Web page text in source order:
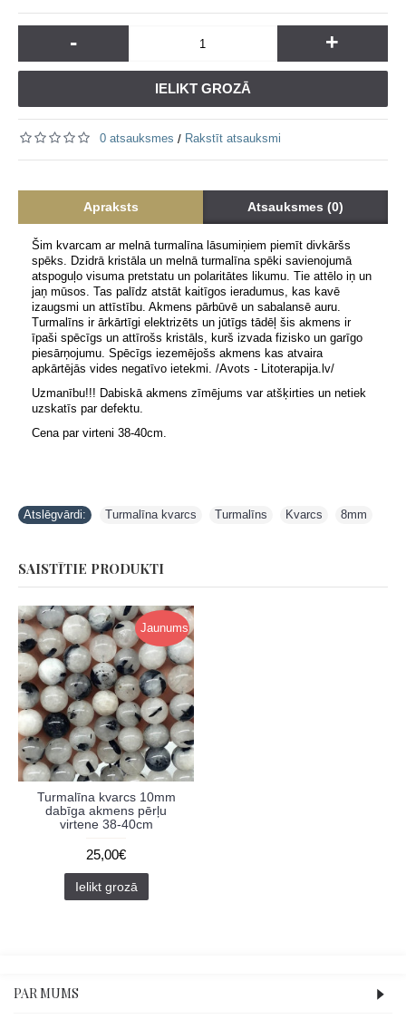
- +
IELIKT GROZĀ
0 atsauksmes / Rakstīt atsauksmi
Apraksts Atsauksmes (0)
Šim kvarcam ar melnā turmalīna lāsumiņiem piemīt divkāršs
spēks. Dzidrā kristāla un melnā turmalīna spēki savienojumā
atspoguļo visuma pretstatu un polaritātes likumu. Tie attēlo iņ un
jaņ mūsos. Tas palīdz atstāt kaitīgos ieradumus, kas kavē
izaugsmi un attīstību. Akmens pārbūvē un sabalansē auru.
Turmalīns ir ārkārtīgi elektrizēts un jūtīgs tādēļ šis akmens ir
īpaši spēcīgs un attīrošs kristāls, kurš izvada fizisko un garīgo
piesārņojumu. Spēcīgs iezemējošs akmens kas atvaira
apkārtējās vides negatīvo ietekmi. /Avots - Litoterapija.lv/
Uzmanību!!! Dabiskā akmens zīmējums var atšķirties un netiek
uzskatīs par defektu.
Cena par virteni 38-40cm.
Atslēgvārdi: Turmalīna kvarcs Turmalīns Kvarcs 8mm
SAISTĪTIE PRODUKTI
Jaunums
Turmalīna kvarcs 10mm
dabīga akmens pērļu
virtene 38-40cm
25,00€
Ielikt grozā
PAR MUMS